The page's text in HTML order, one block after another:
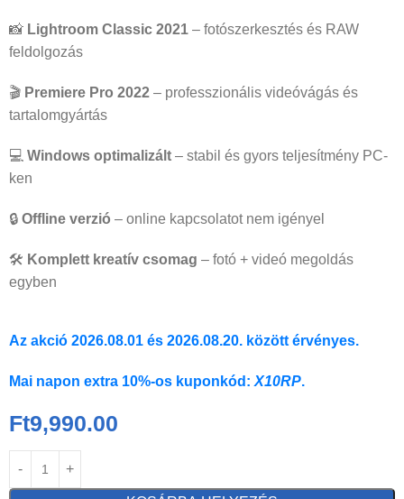
📸 Lightroom Classic 2021 – fotószerkesztés és RAW
feldolgozás
🎬 Premiere Pro 2022 – professzionális videóvágás és
tartalomgyártás
💻 Windows optimalizált – stabil és gyors teljesítmény PC-
ken
🔒 Offline verzió – online kapcsolatot nem igényel
🛠️ Komplett kreatív csomag – fotó + videó megoldás
egyben
Az akció 2026.08.01 és 2026.08.20. között érvényes.
Mai napon extra 10%-os kuponkód: X10RP.
Ft9,990.00